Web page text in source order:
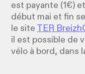
est payante (1€)
début mai et fin
le site TER
il est possible de
vélo à bord, dans